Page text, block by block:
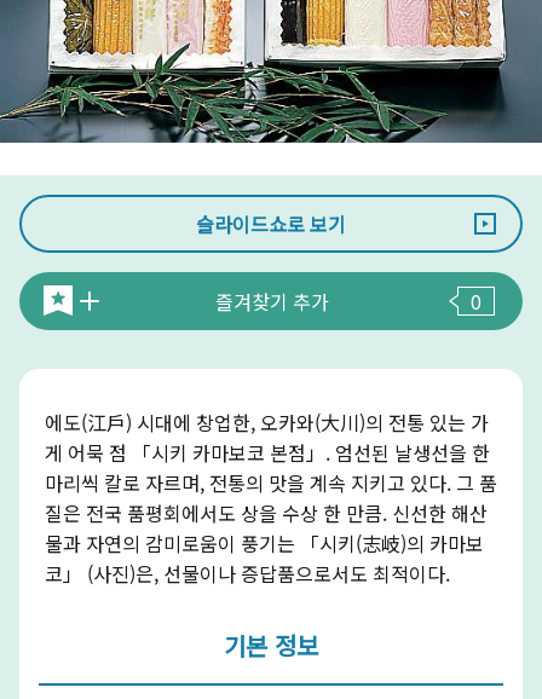
슬라이드쇼로 보기
즐겨찾기 추가 0
에도(江戶) 시대에 창업한, 오카와(大川)의 전통 있는 가
게 어묵 점 「시키 카마보코 본점」. 엄선된 날생선을 한
마리씩 칼로 자르며, 전통의 맛을 계속 지키고 있다. 그 품
질은 전국 품평회에서도 상을 수상 한 만큼. 신선한 해산
물과 자연의 감미로움이 풍기는 「시키(志岐)의 카마보
코」 (사진)은, 선물이나 증답품으로서도 최적이다.
기본 정보